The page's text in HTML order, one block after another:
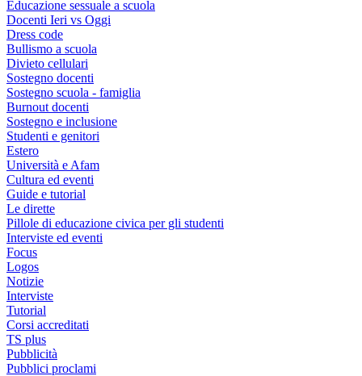
Educazione sessuale a scuola
Docenti Ieri vs Oggi
Dress code
Bullismo a scuola
Divieto cellulari
Sostegno docenti
Sostegno scuola - famiglia
Burnout docenti
Sostegno e inclusione
Studenti e genitori
Estero
Università e Afam
Cultura ed eventi
Guide e tutorial
Le dirette
Pillole di educazione civica per gli studenti
Interviste ed eventi
Focus
Logos
Notizie
Interviste
Tutorial
Corsi accreditati
TS plus
Pubblicità
Pubblici proclami